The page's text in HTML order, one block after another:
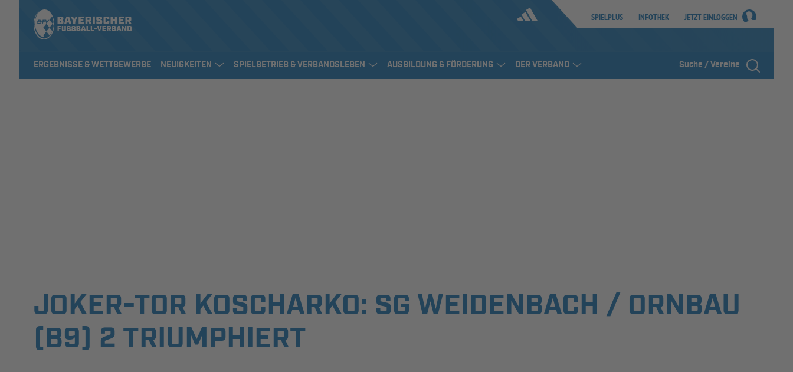
SPIELPLUS INFOTHEK JETZT EINLOGGEN
ERGEBNISSE & WETTBEWERBE NEUIGKEITEN SPIELBETRIEB & VERBANDSLEBEN AUSBILDUNG & FÖRDERUNG DER VERBAND Suche / Vereine
JOKER-TOR KOSCHARKO: SG WEIDENBACH / ORNBAU
(B9) 2 TRIUMPHIERT